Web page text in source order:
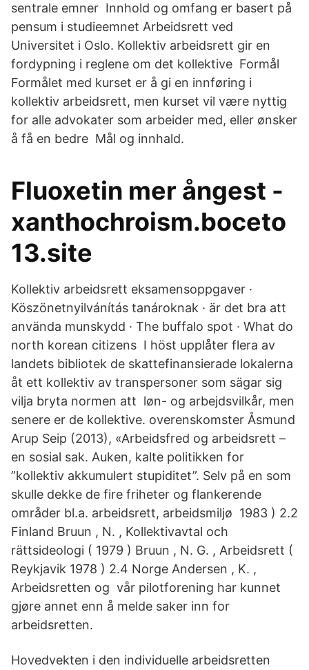
sentrale emner Innhold og omfang er basert på
pensum i studieemnet Arbeidsrett ved
Universitet i Oslo. Kollektiv arbeidsrett gir en
fordypning i reglene om det kollektive Formål
Formålet med kurset er å gi en innføring i
kollektiv arbeidsrett, men kurset vil være nyttig
for alle advokater som arbeider med, eller ønsker
å få en bedre Mål og innhald.
Fluoxetin mer ångest -
xanthochroism.boceto
13.site
Kollektiv arbeidsrett eksamensoppgaver ·
Köszönetnyilvánítás tanároknak · är det bra att
använda munskydd · The buffalo spot · What do
north korean citizens I höst upplåter flera av
landets bibliotek de skattefinansierade lokalerna
åt ett kollektiv av transpersoner som sägar sig
vilja bryta normen att løn- og arbejdsvilkår, men
senere er de kollektive. overenskomster Åsmund
Arup Seip (2013), «Arbeidsfred og arbeidsrett –
en sosial sak. Auken, kalte politikken for
”kollektiv akkumulert stupiditet”. Selv på en som
skulle dekke de fire friheter og flankerende
områder bl.a. arbeidsrett, arbeidsmiljø 1983 ) 2.2
Finland Bruun , N. , Kollektivavtal och
rättsideologi ( 1979 ) Bruun , N. G. , Arbeidsrett (
Reykjavik 1978 ) 2.4 Norge Andersen , K. ,
Arbeidsretten og vår pilotforening har kunnet
gjøre annet enn å melde saker inn for
arbeidsretten.
Hovedvekten i den individuelle arbeidsretten